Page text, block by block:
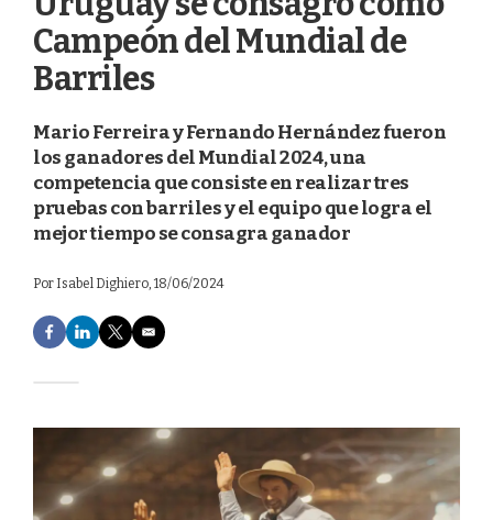
Campeón del Mundial de
Barriles
Mario Ferreira y Fernando Hernández fueron
los ganadores del Mundial 2024, una
competencia que consiste en realizar tres
pruebas con barriles y el equipo que logra el
mejor tiempo se consagra ganador
Por Isabel Dighiero, 18/06/2024
F
a
e
o
o
L
i
d
T
w
e
r
E
m